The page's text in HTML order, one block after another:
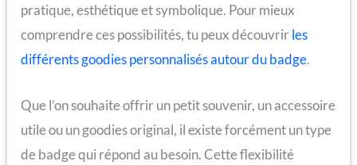
pratique, esthétique et symbolique. Pour mieux
comprendre ces possibilités, tu peux découvrirles
différents goodies personnalisés autour du badge.
Que l’on souhaite offrir un petit souvenir, un accessoire
utile ou un goodies original, il existe forcément un type
de badge qui répond au besoin. Cette flexibilité